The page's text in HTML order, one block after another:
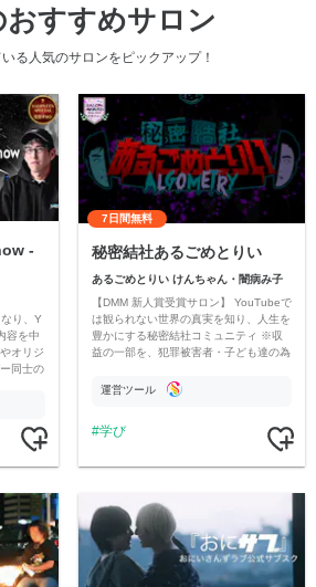
おすすめサロン
る人気のサロンをピックアップ！
-
り、Y
容を中
オリジ
同士の
7日間無料
秘密結社あるごめとりい
あるごめとりい けんちゃん・闇病み子
【DMM 新人賞受賞サロン】 YouTubeで
は観られない世界の真実を知り、人生を
豊かにする秘密結社コミュニティ ※収
益の一部を、犯罪被害者・子ども達の為
す運営ツール
学び